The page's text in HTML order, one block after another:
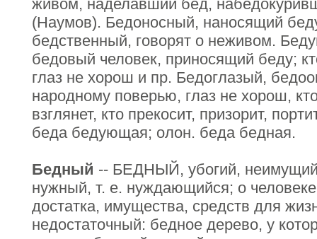
живом, наделавший бед,
(Наумов). Бедоносный, наносящий
бедственный, говорят о неживом.
бедовый человек, приносящий беду;
глаз не хорош и пр. Бедоглазый,
народному поверью, глаз не хорош,
взглянет, кто прекосит, призорит,
беда бедующая; олон. беда бедная.
Бедный -- БЕДНЫЙ, убогий,
нужный, т. е. нуждающийся; о
достатка, имущества, средств для
недостаточный: бедное дерево, у